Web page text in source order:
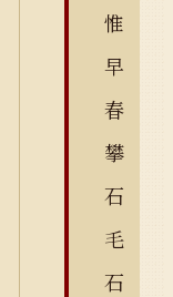
惟
早
春
攀
石
毛
石